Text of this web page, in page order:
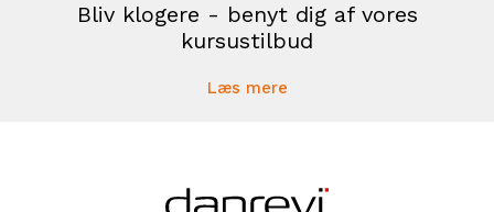
Bliv klogere - benyt dig af vores
kursustilbud
Læs mere